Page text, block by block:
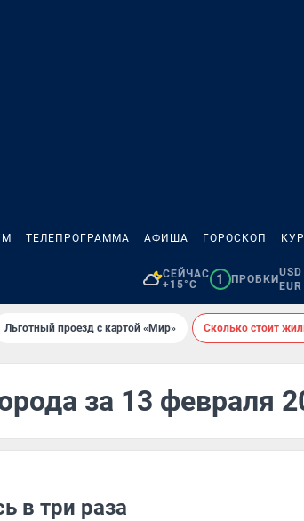
ТЕЛЕПРОГРАММА АФИША ГОРОСКОП
СЕЙЧАС
+15°C
1 ПРОБКИ
Льготный проезд с картой «Мир» Сколько стоит
за 13 февраля
в три раза